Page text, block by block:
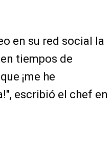
en su red social la
tiempos de
¡me he
escribió el chef en